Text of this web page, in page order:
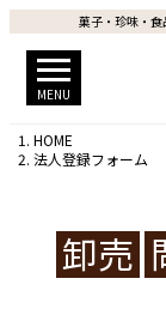
菓子・珍味・
MENU
HOME
法人登録フォーム
卸売